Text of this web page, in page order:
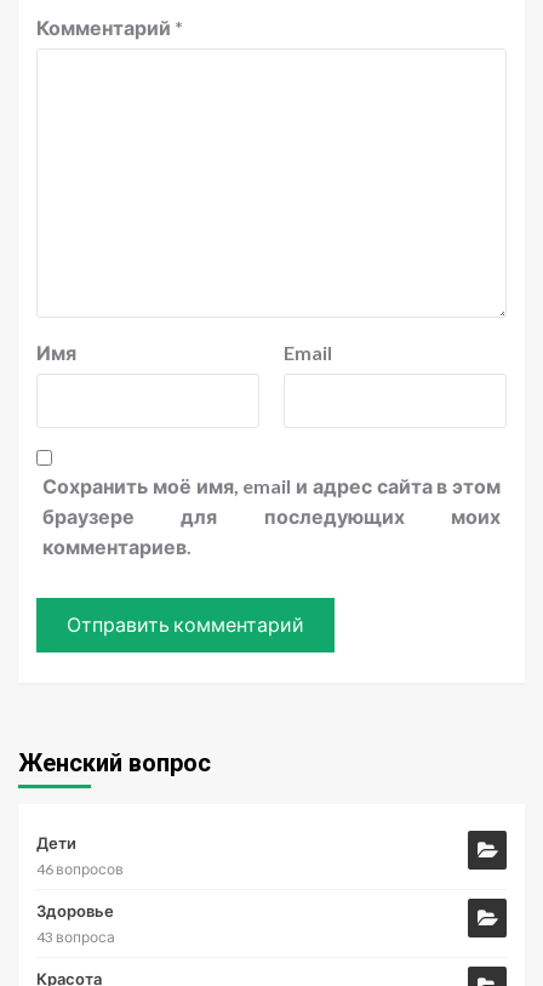
Комментарий *
Имя Email
Сохранить моё имя, email и адрес сайта в этом
браузере для последующих моих
комментариев.
Женский вопрос
Дети
46 вопросов
Здоровье
43 вопроса
Красота